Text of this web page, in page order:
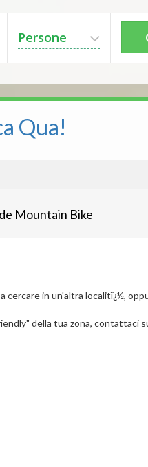
Persone
Qua!
Mountain Bike
in un'altra localitï¿½,
della tua zona, contattaci